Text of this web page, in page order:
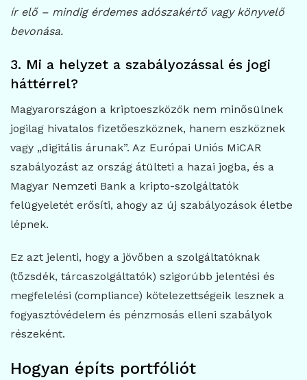
ír elő – mindig érdemes adószakértő vagy könyvelő
bevonása.
3. Mi a helyzet a szabályozással és jogi
háttérrel?
Magyarországon a kriptoeszközök nem minősülnek
jogilag hivatalos fizetőeszköznek, hanem eszköznek
vagy „digitális árunak”. Az Európai Uniós MiCAR
szabályozást az ország átülteti a hazai jogba, és a
Magyar Nemzeti Bank a kripto-szolgáltatók
felügyeletét erősíti, ahogy az új szabályozások életbe
lépnek.
Ez azt jelenti, hogy a jövőben a szolgáltatóknak
(tőzsdék, tárcaszolgáltatók) szigorúbb jelentési és
megfelelési (compliance) kötelezettségeik lesznek a
fogyasztóvédelem és pénzmosás elleni szabályok
részeként.
Hogyan építs portfóliót